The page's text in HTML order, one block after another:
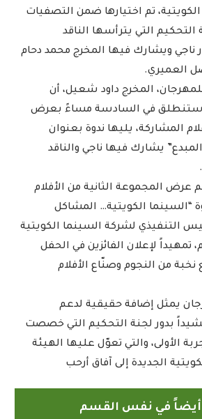
تم اختيارها ضمن التصفيات
التحكيم التي يترأسها الناقد
ناجي ويشارك فيها المخرج محمد دحام
العميري.
المخرج داود شعيل، أن
ستنطلق في السادسة مساءً بعرض
المشاركة، يليها ندوة بعنوان
يشارك فيها ناجي والناقد
عرض المجموعة الثانية من الأفلام
“السينما الكويتية… المشاكل
التنفيذي لشركة السينما الكويتية
تمهيداً لإعلان الفائزين في الحفل
من النجوم وصنّاع الأفلام
يمثل إضافة حقيقية لدعم
بدور لجنة التحكيم التي خصصت
الأولى، والتي تعوّل عليها الهيئة
الجديدة إلى آفاق أرحب
أيضاً في نفس القسم